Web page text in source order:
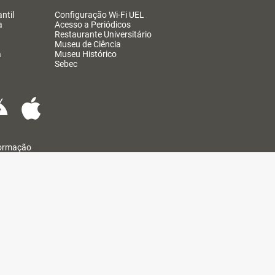
Configuração Wi-Fi UEL
Acesso a Periódicos
Restaurante Universitário
Museu de Ciência
Museu Histórico
Sebec